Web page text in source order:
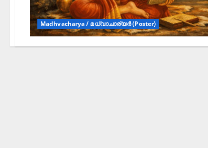
Madhvacharya / മധ്വാചാര്യർ (Poster)